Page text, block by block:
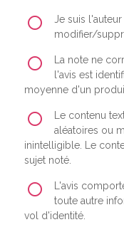
Je suis
modifier/
La note ne
l'avis est
moyenne d'un
Le contenu
aléatoires ou
inintelligible. Le
sujet noté.
L'avis
toute autre
vol d'identité.